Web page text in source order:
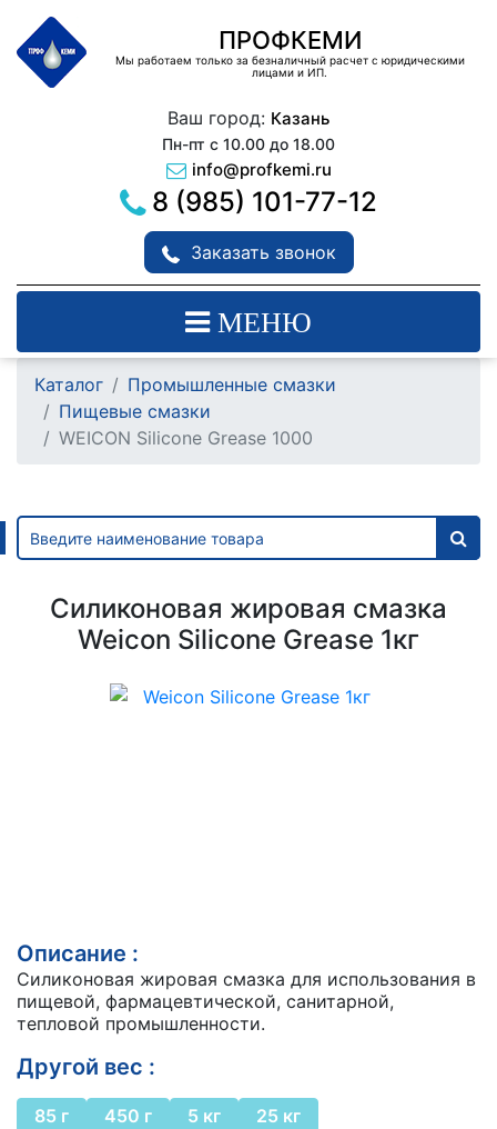
ПРОФКЕМИ
Мы работаем только за безналичный расчет с юридическими
лицами и ИП.
Ваш город: Казань
Пн-пт с 10.00 до 18.00
info@profkemi.ru
8 (985) 101-77-12
Заказать звонок
МЕНЮ
Каталог
Промышленные смазки
Пищевые смазки
WEICON Silicone Grease 1000
Силиконовая жировая смазка
Weicon Silicone Grease 1кг
Описание :
Силиконовая жировая смазка для использования в
пищевой, фармацевтической, санитарной,
тепловой промышленности.
Другой вес :
85 г 450 г 5 кг 25 кг